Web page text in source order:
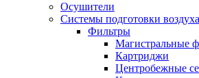
Осушители
Системы подготовки воздуха
Фильтры
Магистральные
Картриджи
Центробежные